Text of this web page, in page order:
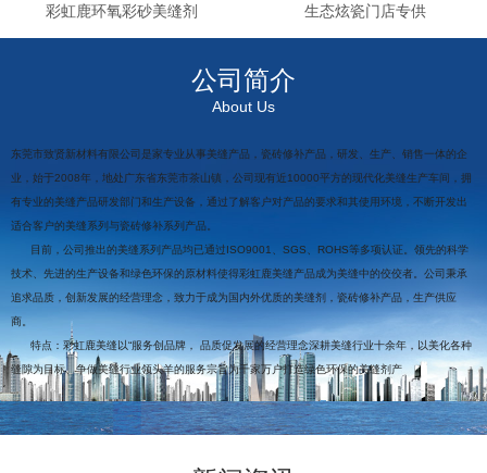
彩虹鹿环氧彩砂美缝剂 生态炫瓷门店专供
公司简介
About Us
东莞市致贤新材料有限公司是家专业从事美缝产品，瓷砖修补产品，研发、生产、销售一体的企
业，始于2008年，地处广东省东莞市茶山镇，公司现有近10000平方的现代化美缝生产车间，拥
有专业的美缝产品研发部门和生产设备，通过了解客户对产品的要求和其使用环境，不断开发出
适合客户的美缝系列与瓷砖修补系列产品。
目前，公司推出的美缝系列产品均已通过ISO9001、SGS、ROHS等多项认证。领先的科学
技术、先进的生产设备和绿色环保的原材料使得彩虹鹿美缝产品成为美缝中的佼佼者。公司秉承
追求品质，创新发展的经营理念，致力于成为国内外优质的美缝剂，瓷砖修补产品，生产供应
商。
特点：彩虹鹿美缝以“服务创品牌， 品质促发展的经营理念深耕美缝行业十余年，以美化各种
缝隙为目标、争做美缝行业领头羊的服务宗旨为千家万户打造绿色环保的美缝剂产